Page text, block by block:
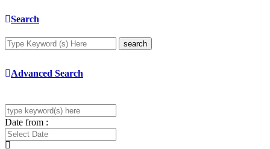
Search
search
Advanced Search
Date from :